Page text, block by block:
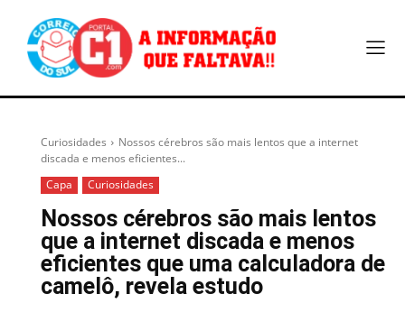
Curiosidades
Nossos cérebros são mais lentos que a internet
discada e menos eficientes...
Capa
Curiosidades
Nossos cérebros são mais lentos
que a internet discada e menos
eficientes que uma calculadora de
camelô, revela estudo